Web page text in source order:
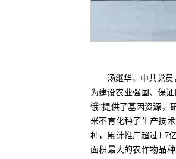
汤继华，中共党员
为建设农业强国、保
饿”提供了基因资源，
米不育化种子生产技
种，累计推广超过1.7
面积最大的农作物品